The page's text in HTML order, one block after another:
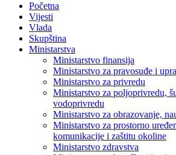
Početna
Vijesti
Vlada
Skupština
Ministarstva
Ministarstvo finansija
Ministarstvo za pravosuđe i
Ministarstvo za privredu
Ministarstvo za poljoprivredu,
vodoprivredu
Ministarstvo za obrazovanje,
Ministarstvo za prostorno
komunikacije i zaštitu okoline
Ministarstvo zdravstva